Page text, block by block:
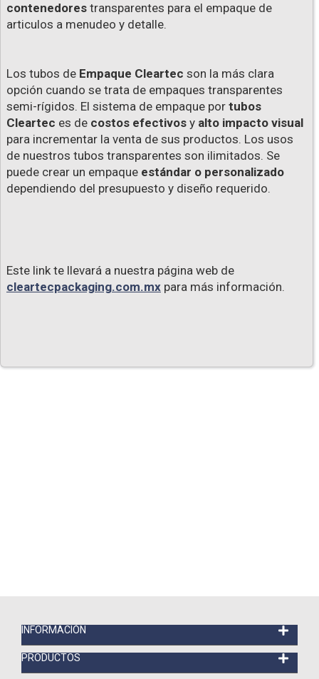
contenedores transparentes para el empaque de
articulos a menudeo y detalle.
Los tubos de Empaque Cleartec son la más clara
opción cuando se trata de empaques transparentes
semi-rígidos. El sistema de empaque por tubos
Cleartec es de costos efectivos y alto impacto visual
para incrementar la venta de sus productos. Los usos
de nuestros tubos transparentes son ilimitados. Se
puede crear un empaque estándar o personalizado
dependiendo del presupuesto y diseño requerido.
Este link te llevará a nuestra página web de
cleartecpackaging.com.mx para más información.
INFORMACIÓN
PRODUCTOS